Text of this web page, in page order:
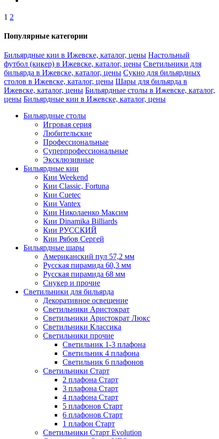
1 2
Популярные категории
Бильярдные кии в Ижевске, каталог, цены Настольный
футбол (кикер) в Ижевске, каталог, цены Светильники для
бильярда в Ижевске, каталог, цены Сукно для бильярдных
столов в Ижевске, каталог, цены Шары для бильярда в
Ижевске, каталог, цены Бильярдные столы в Ижевске, каталог,
цены Бильярдные кии в Ижевске, каталог, цены
Бильярдные столы
Игровая серия
Любительские
Профессиональные
Суперпрофессиональные
Эксклюзивные
Бильярдные кии
Кии Weekend
Кии Classic, Fortuna
Кии Cuetec
Кии Vantex
Кии Николаенко Максим
Кии Dinamika Billiards
Кии РУССКИЙ
Кии Рябов Сергей
Бильярдные шары
Американский пул 57,2 мм
Русская пирамида 60,3 мм
Русская пирамида 68 мм
Снукер и прочие
Светильники для бильярда
Декоративное освещение
Светильники Аристократ
Светильники Аристократ Люкс
Светильники Классика
Светильники прочие
Светильник 1-3 плафона
Светильник 4 плафона
Светильник 6 плафонов
Светильники Старт
2 плафона Старт
3 плафона Старт
4 плафона Старт
5 плафонов Старт
6 плафонов Старт
1 плафон Старт
Светильники Старт Evolution